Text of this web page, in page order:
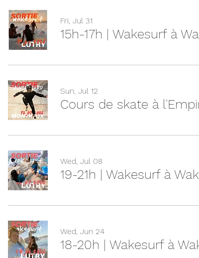
Fri, Jul 31
15h-17h | Wakesurf à
Sun, Jul 12
Cours de skate à
Wed, Jul 08
19-21h | Wakesurf à
Wed, Jun 24
18-20h | Wakesurf à